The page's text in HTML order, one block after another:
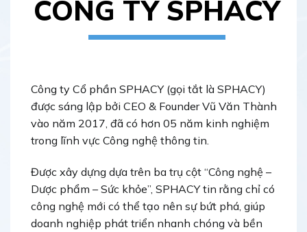
CÔNG TY SPHACY
Công ty Cổ phần SPHACY (gọi tắt là SPHACY)
được sáng lập bởi CEO & Founder Vũ Văn Thành
vào năm 2017, đã có hơn 05 năm kinh nghiệm
trong lĩnh vực Công nghệ thông tin.
Được xây dựng dựa trên ba trụ cột “Công nghệ –
Dược phẩm – Sức khỏe”, SPHACY tin rằng chỉ có
công nghệ mới có thể tạo nên sự bứt phá, giúp
doanh nghiệp phát triển nhanh chóng và bền